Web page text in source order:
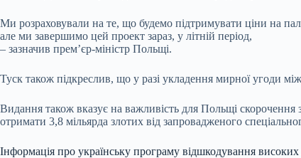
Ми розраховували на те, що будемо підтримувати ціни на
але ми завершимо цей проект зараз, у літній період,
– зазначив прем’єр-міністр Польщі.
Туск також підкреслив, що у разі укладення мирної угоди
Видання також вказує на важливість для Польщі
отримати 3,8 мільярда злотих від запровадженого
Інформація про українську програму відшкодування